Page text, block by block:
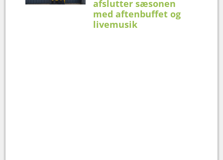
afslutter sæsonen
med aftenbuffet og
livemusik